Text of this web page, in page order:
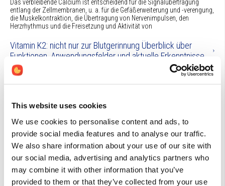
This website uses cookies
We use cookies to personalise content and ads, to
provide social media features and to analyse our traffic.
We also share information about your use of our site with
our social media, advertising and analytics partners who
may combine it with other information that you’ve
provided to them or that they’ve collected from your use
Das verbleibende Calcium ist entscheidend für die Signalübertragung
entlang der Zellmembranen, u. a. für die Gefäßerweiterung und -verengung,
die Muskelkontraktion, die Übertragung von Nervenimpulsen, den
Herzrhythmus und die Freisetzung und Aktivität von
Vitamin K2: nicht nur zur Blutgerinnung Überblick über
Funktionen, Anwendungsfelder und aktuelle Erkenntnisse
Vitamin K ist ein essentielles fettlösliches Vitamin, das für seine Rolle bei
der Blutgerinnung bekannt ist
Carotinoid
Radikalenfänger als andere fettlösliche Antioxidantien wie z.B.
Tocopherole (Vitamin E) und verwandte Carotinoide (Beta- Carotin,
Lutein).Astaxanthin ist ein viel wirkungsvolleres Antioxid
Cholin Bedeutung für die Gesundheit wird oft übersehen
es ihm zusteht.(1) Cholin ist als Vorläufer von Phospholipiden
(Phosphatidylcholin, Sphingomyelin), PAF (Plättchenaktivierender Faktor),